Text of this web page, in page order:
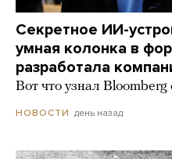
Секретное ИИ-
умная колонка в
разработала
Вот что узнал Bloomberg
НОВОСТИ день назад